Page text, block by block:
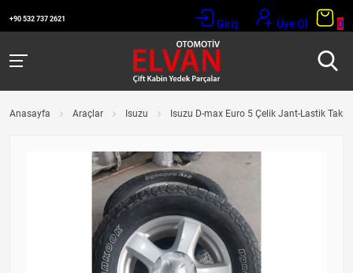
+90 532 737 2621 Giriş Üye Ol 0
Anasayfa Araçlar Isuzu Isuzu D-max Euro 5 Çelik Jant-Lastik Takım